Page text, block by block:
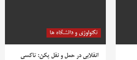
تکنولوژی و دانشگاه ها
انقلابی در حمل و نقل پکن: تاکسی